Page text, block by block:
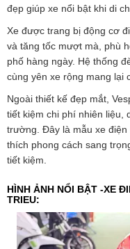
đẹp giúp xe nổi bật khi di
Xe được trang bị động cơ
và tăng tốc mượt mà, phù
phố hàng ngày. Hệ thống
cùng yên xe rộng mang lại
Ngoài thiết kế đẹp mắt,
tiết kiệm chi phí nhiên liệu,
trường. Đây là mẫu xe
thích phong cách sang
tiết kiệm.
HÌNH ẢNH NỔI BẬT -XE
TRIEU: